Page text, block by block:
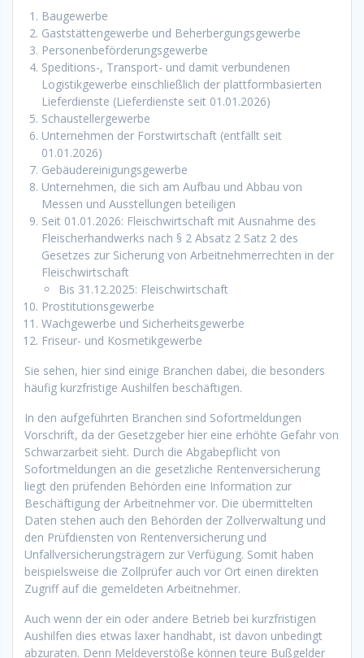
Baugewerbe
Gaststättengewerbe und Beherbergungsgewerbe
Personenbeförderungsgewerbe
Speditions-, Transport- und damit verbundenen
Logistikgewerbe einschließlich der plattformbasierten
Lieferdienste (Lieferdienste seit 01.01.2026)
Schaustellergewerbe
Unternehmen der Forstwirtschaft (entfällt seit
01.01.2026)
Gebäudereinigungsgewerbe
Unternehmen, die sich am Aufbau und Abbau von
Messen und Ausstellungen beteiligen
Seit 01.01.2026: Fleischwirtschaft mit Ausnahme des
Fleischerhandwerks nach § 2 Absatz 2 Satz 2 des
Gesetzes zur Sicherung von Arbeitnehmerrechten in der
Fleischwirtschaft
Bis 31.12.2025: Fleischwirtschaft
Prostitutionsgewerbe
Wachgewerbe und Sicherheitsgewerbe
Friseur- und Kosmetikgewerbe
Sie sehen, hier sind einige Branchen dabei, die besonders
häufig kurzfristige Aushilfen beschäftigen.
In den aufgeführten Branchen sind Sofortmeldungen
Vorschrift, da der Gesetzgeber hier eine erhöhte Gefahr von
Schwarzarbeit sieht. Durch die Abgabepflicht von
Sofortmeldungen an die gesetzliche Rentenversicherung
liegt den prüfenden Behörden eine Information zur
Beschäftigung der Arbeitnehmer vor. Die übermittelten
Daten stehen auch den Behörden der Zollverwaltung und
den Prüfdiensten von Rentenversicherung und
Unfallversicherungsträgern zur Verfügung. Somit haben
beispielsweise die Zollprüfer auch vor Ort einen direkten
Zugriff auf die gemeldeten Arbeitnehmer.
Auch wenn der ein oder andere Betrieb bei kurzfristigen
Aushilfen dies etwas laxer handhabt, ist davon unbedingt
abzuraten. Denn Meldeverstöße können teure Bußgelder